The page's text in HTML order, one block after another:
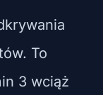
To
3 wciąż